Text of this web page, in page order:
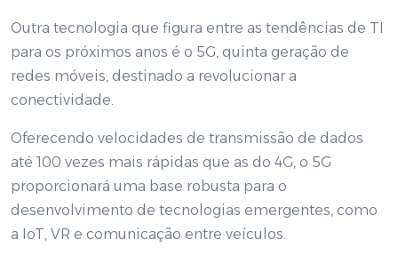
Outra tecnologia que figura entre as tendências de TI
para os próximos anos é o 5G, quinta geração de
redes móveis, destinado a revolucionar a
conectividade.
Oferecendo velocidades de transmissão de dados
até 100 vezes mais rápidas que as do 4G, o 5G
proporcionará uma base robusta para o
desenvolvimento de tecnologias emergentes, como
a IoT, VR e comunicação entre veículos.